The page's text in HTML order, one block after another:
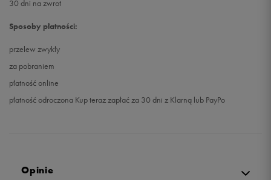
30 dni na zwrot
Sposoby płatności:
przelew zwykły
za pobraniem
płatność online
płatność odroczona Kup teraz zapłać za 30 dni z Klarną lub PayPo
Opinie